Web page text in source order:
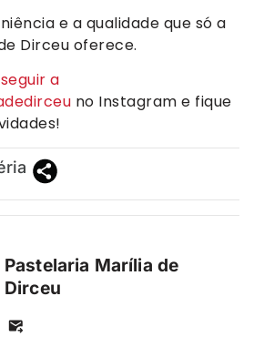
e a qualidade que só a
Dirceu oferece.
a
no Instagram e fique
Pastelaria Marília de
Dirceu